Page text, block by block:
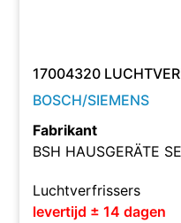
17004320
BOSCH/SIEMENS
Fabrikant
BSH HAUSGERÄTE
Luchtverfrissers
levertijd ± 14 dagen